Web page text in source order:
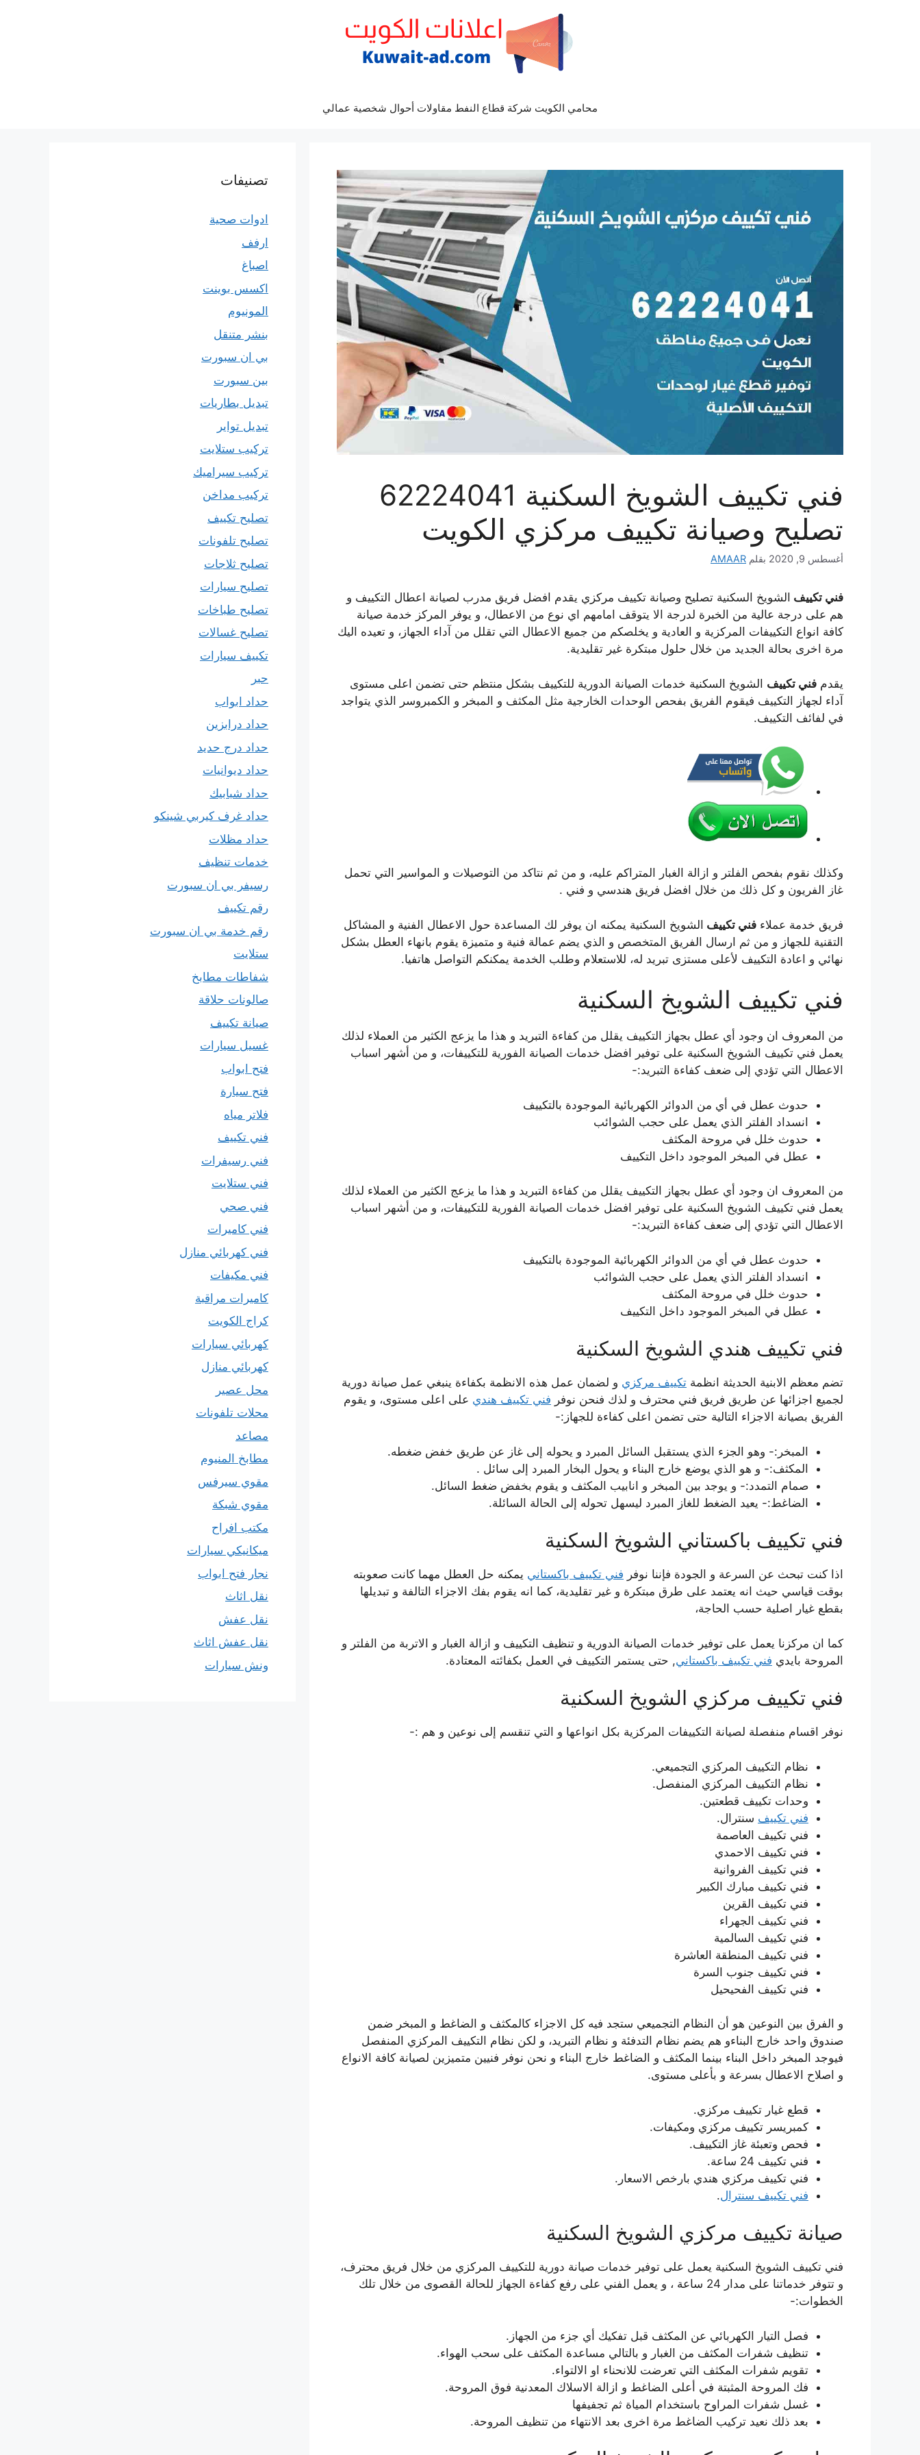
محامي الكويت شركة قطاع النفط مقاولات أحوال شخصية عمالي
فني تكييف الشويخ السكنية 62224041
تصليح وصيانة تكييف مركزي الكويت
أغسطس 9, 2020 بقلم AMAAR
فني تكييف الشويخ السكنية تصليح وصيانة تكييف مركزي يقدم افضل فريق مدرب لصيانة اعطال التكييف و
هم على درجة عالية من الخبرة لدرجة الا يتوقف امامهم اي نوع من الاعطال، و يوفر المركز خدمة صيانة
كافة انواع التكييفات المركزية و العادية و يخلصكم من جميع الاعطال التي تقلل من آداء الجهاز، و تعيده اليك
مرة اخرى بحالة الجديد من خلال حلول مبتكرة غير تقليدية.
يقدم فني تكييف الشويخ السكنية خدمات الصيانة الدورية للتكييف بشكل منتظم حتى تضمن اعلى مستوى
آداء لجهاز التكييف فيقوم الفريق بفحص الوحدات الخارجية مثل المكثف و المبخر و الكمبروسر الذي يتواجد
في لفائف التكييف.
وكذلك نقوم بفحص الفلتر و ازالة الغبار المتراكم عليه، و من ثم نتاكد من التوصيلات و المواسير التي تحمل
غاز الفريون و كل ذلك من خلال افضل فريق هندسي و فني .
فريق خدمة عملاء فني تكييف الشويخ السكنية يمكنه ان يوفر لك المساعدة حول الاعطال الفنية و المشاكل
التقنية للجهاز و من ثم ارسال الفريق المتخصص و الذي يضم عمالة فنية و متميزة يقوم بانهاء العطل بشكل
نهائي و اعادة التكييف لأعلى مستزى تبريد له، للاستعلام وطلب الخدمة يمكنكم التواصل هاتفيا.
فني تكييف الشويخ السكنية
من المعروف ان وجود أي عطل بجهاز التكييف يقلل من كفاءة التبريد و هذا ما يزعج الكثير من العملاء لذلك
يعمل فني تكييف الشويخ السكنية على توفير افضل خدمات الصيانة الفورية للتكييفات، و من أشهر اسباب
الاعطال التي تؤدي إلى ضعف كفاءة التبريد:-
حدوث عطل في أي من الدوائر الكهربائية الموجودة بالتكييف
انسداد الفلتر الذي يعمل على حجب الشوائب
حدوث خلل في مروحة المكثف
عطل في المبخر الموجود داخل التكييف
من المعروف ان وجود أي عطل بجهاز التكييف يقلل من كفاءة التبريد و هذا ما يزعج الكثير من العملاء لذلك
يعمل فني تكييف الشويخ السكنية على توفير افضل خدمات الصيانة الفورية للتكييفات، و من أشهر اسباب
الاعطال التي تؤدي إلى ضعف كفاءة التبريد:-
حدوث عطل في أي من الدوائر الكهربائية الموجودة بالتكييف
انسداد الفلتر الذي يعمل على حجب الشوائب
حدوث خلل في مروحة المكثف
عطل في المبخر الموجود داخل التكييف
فني تكييف هندي الشويخ السكنية
تضم معظم الابنية الحديثة انظمة تكييف مركزي و لضمان عمل هذه الانظمة بكفاءة ينبغي عمل صيانة دورية
لجميع اجزائها عن طريق فريق فني محترف و لذك فنحن نوفر فني تكييف هندي على اعلى مستوى، و يقوم
الفريق بصيانة الاجزاء التالية حتى تضمن اعلى كفاءة للجهاز:-
المبخر:- وهو الجزء الذي يستقبل السائل المبرد و يحوله إلى غاز عن طريق خفض ضغطه.
المكثف:- و هو الذي يوضع خارج البناء و يحول البخار المبرد إلى سائل .
صمام التمدد:- و يوجد بين المبخر و انابيب المكثف و يقوم بخفض ضغط السائل.
الضاغط:- يعيد الضغط للغاز المبرد ليسهل تحوله إلى الحالة السائلة.
فني تكييف باكستاني الشويخ السكنية
اذا كنت تبحث عن السرعة و الجودة فإننا نوفر فني تكييف باكستاني يمكنه حل العطل مهما كانت صعوبته
بوقت قياسي حيث انه يعتمد على طرق مبتكرة و غير تقليدية، كما انه يقوم بفك الاجزاء التالفة و تبديلها
بقطع غيار اصلية حسب الحاجة،
كما ان مركزنا يعمل على توفير خدمات الصيانة الدورية و تنظيف التكييف و ازالة الغبار و الاتربة من الفلتر و
المروحة بايدي فني تكييف باكستاني, حتى يستمر التكييف في العمل بكفائته المعتادة.
فني تكييف مركزي الشويخ السكنية
نوفر اقسام منفصلة لصيانة التكييفات المركزية بكل انواعها و التي تنقسم إلى نوعين و هم :-
نظام التكييف المركزي التجميعي.
نظام التكييف المركزي المنفصل.
وحدات تكييف قطعتين.
فني تكييف سنترال.
فني تكييف العاصمة
فني تكييف الاحمدي
فني تكييف الفروانية
فني تكييف مبارك الكبير
فني تكييف القرين
فني تكييف الجهراء
فني تكييف السالمية
فني تكييف المنطقة العاشرة
فني تكييف جنوب السرة
فني تكييف الفحيحيل
و الفرق بين النوعين هو أن النظام التجميعي ستجد فيه كل الاجزاء كالمكثف و الضاغط و المبخر ضمن
صندوق واحد خارج البناءو هم يضم نظام التدفئة و نظام التبريد، و لكن نظام التكييف المركزي المنفصل
فيوجد المبخر داخل البناء بينما المكثف و الضاغط خارج البناء و نحن نوفر فنيين متميزين لصيانة كافة الانواع
و اصلاح الاعطال بسرعة و بأعلى مستوى.
قطع غيار تكييف مركزي.
كمبريسر تكييف مركزي ومكيفات.
فحص وتعبئة غاز التكييف.
فني تكييف 24 ساعة.
فني تكييف مركزي هندي بارخص الاسعار.
فني تكييف سنترال.
صيانة تكييف مركزي الشويخ السكنية
فني تكييف الشويخ السكنية يعمل على توفير خدمات صيانة دورية للتكييف المركزي من خلال فريق محترف،
و تتوفر خدماتنا على مدار 24 ساعة ، و يعمل الفني على رفع كفاءة الجهاز للحالة القصوى من خلال تلك
الخطوات:-
فصل التيار الكهربائي عن المكثف قبل تفكيك أي جزء من الجهاز.
تنظيف شفرات المكثف من الغبار و بالتالي مساعدة المكثف على سحب الهواء.
تقويم شفرات المكثف التي تعرضت للانحناء او الالتواء.
فك المروحة المثبتة في أعلى الضاغط و ازالة الاسلاك المعدنية فوق المروحة.
غسل شفرات المراوح باستخدام المياة ثم تجفيفها
بعد ذلك نعيد تركيب الضاغط مرة اخرى بعد الانتهاء من تنظيف المروحة.
تصنيفات
ادوات صحية
ارفف
اصباغ
اكسس بوينت
المونيوم
بنشر متنقل
بي ان سبورت
بين سبورت
تبديل بطاريات
تبديل تواير
تركيب ستلايت
تركيب سيراميك
تركيب مداخن
تصليح تكييف
تصليح تلفونات
تصليح ثلاجات
تصليح سيارات
تصليح طباخات
تصليح غسالات
تكييف سيارات
حبر
حداد ابواب
حداد درابزين
حداد درج حديد
حداد ديوانيات
حداد شبابيك
حداد غرف كيربي شينكو
حداد مظلات
خدمات تنظيف
رسيفر بي ان سبورت
رقم تكييف
رقم خدمة بي ان سبورت
ستلايت
شفاطات مطابخ
صالونات حلاقة
صيانة تكييف
غسيل سيارات
فتح ابواب
فتح سيارة
فلاتر مياه
فني تكييف
فني رسيفرات
فني ستلايت
فني صحي
فني كاميرات
فني كهربائي منازل
فني مكيفات
كاميرات مراقبة
كراج الكويت
كهربائي سيارات
كهربائي منازل
محل عصير
محلات تلفونات
مصاعد
مطابخ المنيوم
مقوي سيرفس
مقوي شبكة
مكتب افراح
ميكانيكي سيارات
نجار فتح ابواب
نقل اثاث
نقل عفش
نقل عفش اثاث
ونش سيارات